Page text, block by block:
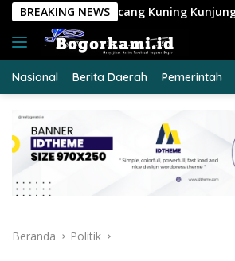
Langsung
konten
BREAKING NEWS
Kunjungi Pusat Konservasi Gajah
Nasional Berita Daerah Pemerintah
Beranda Politik